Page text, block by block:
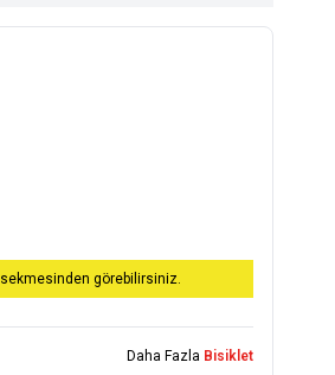
sekmesinden görebilirsiniz.
Daha Fazla Bisiklet